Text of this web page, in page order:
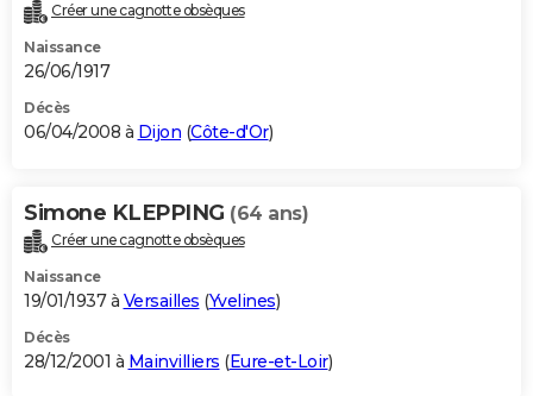
Créer une cagnotte obsèques
Naissance
26/06/1917
Décès
06/04/2008 à Dijon (Côte-d'Or)
Simone KLEPPING (64 ans)
Créer une cagnotte obsèques
Naissance
19/01/1937 à Versailles (Yvelines)
Décès
28/12/2001 à Mainvilliers (Eure-et-Loir)